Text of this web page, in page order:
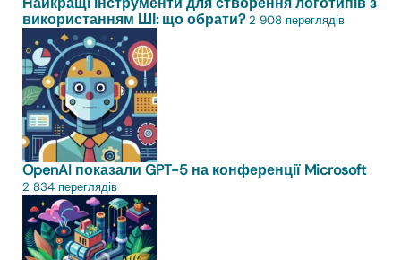
використанням ШІ: що обрати? 2 908 переглядів
OpenAI показали GPT-5 на конференції Microsoft
2 834 переглядів